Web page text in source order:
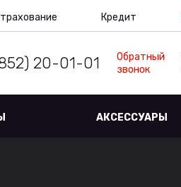
Кредит
20-01-01
Обратный
звонок
АКСЕССУАРЫ